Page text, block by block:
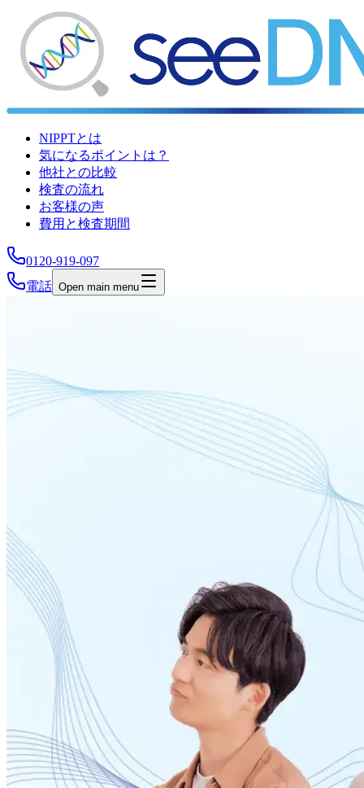
NIPPTとは
気になるポイントは？
他社との比較
検査の流れ
お客様の声
費用と検査期間
0120-919-097
電話 Open main menu